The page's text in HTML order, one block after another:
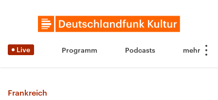
Live Programm Podcasts
Frankreich